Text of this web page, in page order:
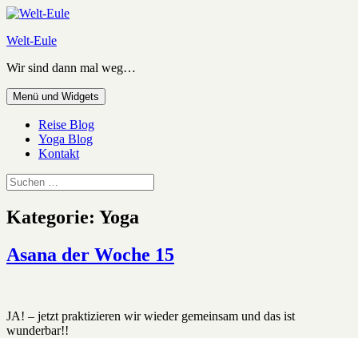
Zum
springen
Welt-Eule
Wir sind dann mal weg…
Menü und Widgets
Reise Blog
Yoga Blog
Kontakt
Suchen
nach:
Kategorie: Yoga
Asana der Woche 15
JA! – jetzt praktizieren wir wieder gemeinsam und das ist
wunderbar!!